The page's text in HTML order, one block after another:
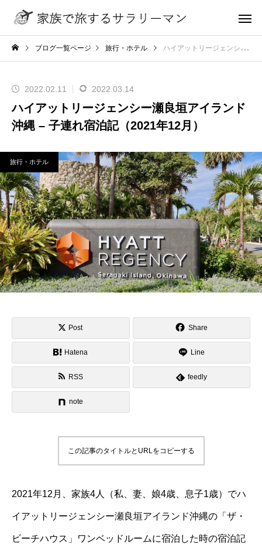
ブログ一覧ページ 旅行・ホテル ハイアットリージェンシー瀬良垣アイランド沖縄 – 子連れ宿泊記（2021年12月）
2022.02.11 2022.03.14
ハイアットリージェンシー瀬良垣アイランド
沖縄 – 子連れ宿泊記（2021年12月）
旅行・ホテル
Post Share
Hatena Line
RSS feedly
note
この記事のタイトルとURLをコピーする
2021年12月、家族4人（私、妻、娘4歳、息子1歳）でハ
イアットリージェンシー瀬良垣アイランド沖縄の「ザ・
ビーチハウス」ワンベッドルームに宿泊した時の宿泊記